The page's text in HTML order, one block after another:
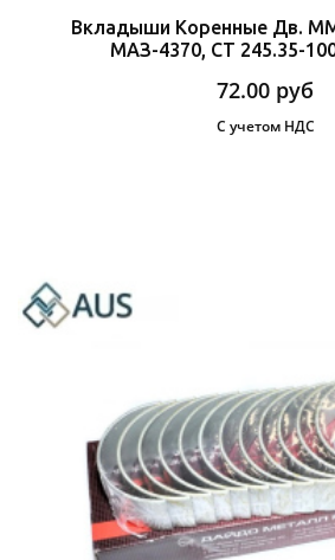
Вкладыши Коренные Дв.
МАЗ-4370, СТ 245.35-
72.00 руб
С учетом НДС